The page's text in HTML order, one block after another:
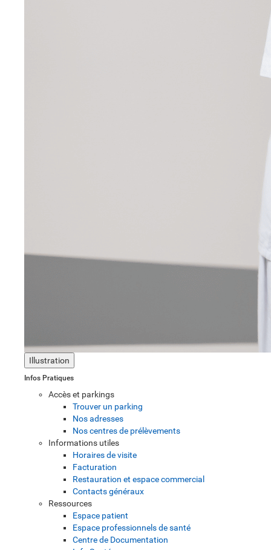
Illustration
Infos Pratiques
Accès et parkings
Trouver un parking
Nos adresses
Nos centres de prélèvements
Informations utiles
Horaires de visite
Facturation
Restauration et espace commercial
Contacts généraux
Ressources
Espace patient
Espace professionnels de santé
Centre de Documentation